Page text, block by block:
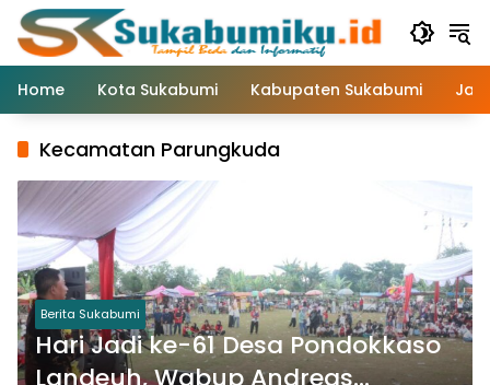
Langsung
konten
Home
Kota Sukabumi Kabupaten Sukabumi
Kecamatan Parungkuda
Berita Sukabumi
Hari Jadi ke-61 Desa Pondokkaso
Landeuh, Wabup Andreas